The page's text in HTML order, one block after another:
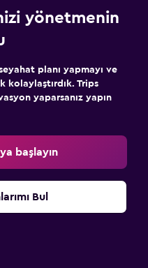
yönetmenin
planı yapmayı ve
kolaylaştırdık. Trips
yaparsanız yapın
başlayın
Bul